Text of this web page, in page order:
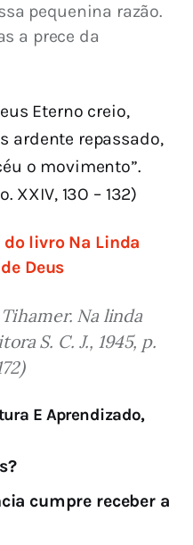
pequenina razão.
a prece da
Eterno creio,
ardente repassado,
o movimento”.
XXIV, 13O – 132)
do livro Na Linda
Deus
Na linda
S. C. J., 1945, p.
E Aprendizado,
cumpre receber a